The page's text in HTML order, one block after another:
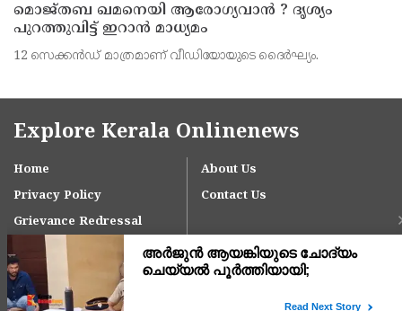
മൊജ്തബ ഖമനെയി ആരോഗ്യവാന്‍ ? ദൃശ്യം
പുറത്തുവിട്ട് ഇറാന്‍ മാധ്യമം
12 സെക്കന്‍ഡ് മാത്രമാണ് വീഡിയോയുടെ ദൈര്‍ഘ്യം.
Explore Kerala Onlinenews
Home
About Us
Privacy Policy
Contact Us
Grievance Redressal